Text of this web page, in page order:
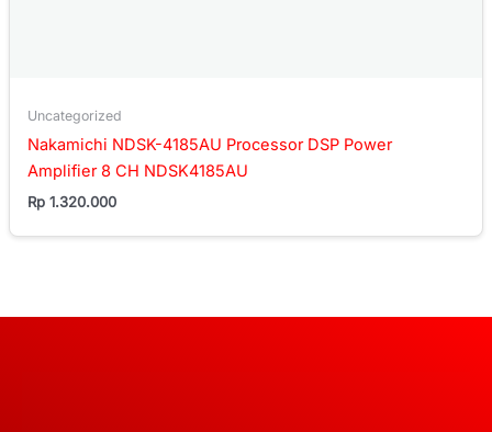
Uncategorized
Nakamichi NDSK-4185AU Processor DSP Power
Amplifier 8 CH NDSK4185AU
Rp 1.320.000